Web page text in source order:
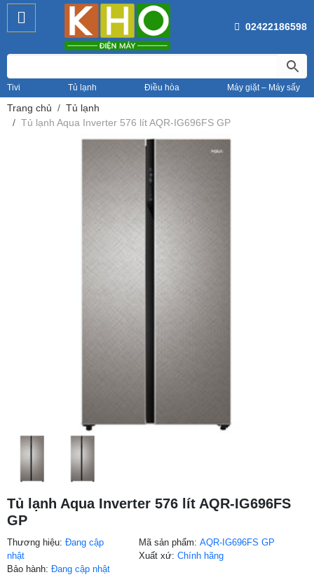
02422186598
Tivi Tủ lạnh Điều hòa Máy giặt – Máy sấy
Trang chủ
Tủ lạnh
Tủ lạnh Aqua Inverter 576 lít AQR-IG696FS GP
Tủ lạnh Aqua Inverter 576 lít AQR-IG696FS
GP
Thương hiệu: Đang cập
nhật
Bảo hành: Đang cập nhật
Mã sản phẩm:AQR-IG696FS GP
Xuất xứ:Chính hãng